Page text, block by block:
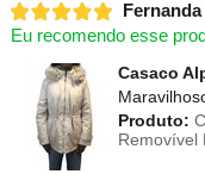
Fernanda
Eu recomendo esse
Casaco
Produto:
Removível